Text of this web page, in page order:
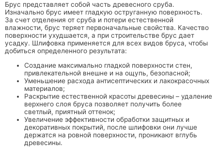
Брус представляет собой часть древесного сруба.
Изначально брус имеет гладкую оструганную поверхность.
За счет отделения от сруба и потери естественной
влажности, брус теряет первоначальные свойства. Качество
поверхности ухудшается, а при строительстве брус дает
усадку. Шлифовка применяется для всех видов бруса, чтобы
добиться определенного результата:
Создание максимально гладкой поверхности стен,
привлекательной внешне и на ощупь, безопасной;
Уменьшение расхода антисептических и лакокрасочных
материалов;
Раскрытие естественной красоты древесины – удаление
верхнего слоя бруса позволяет получить более
светлый, приятный оттенок;
Увеличение эффективности обработки защитных и
декоративных покрытий, после шлифовки они лучше
держатся на ровной поверхности, проникают вглубь
древесины.